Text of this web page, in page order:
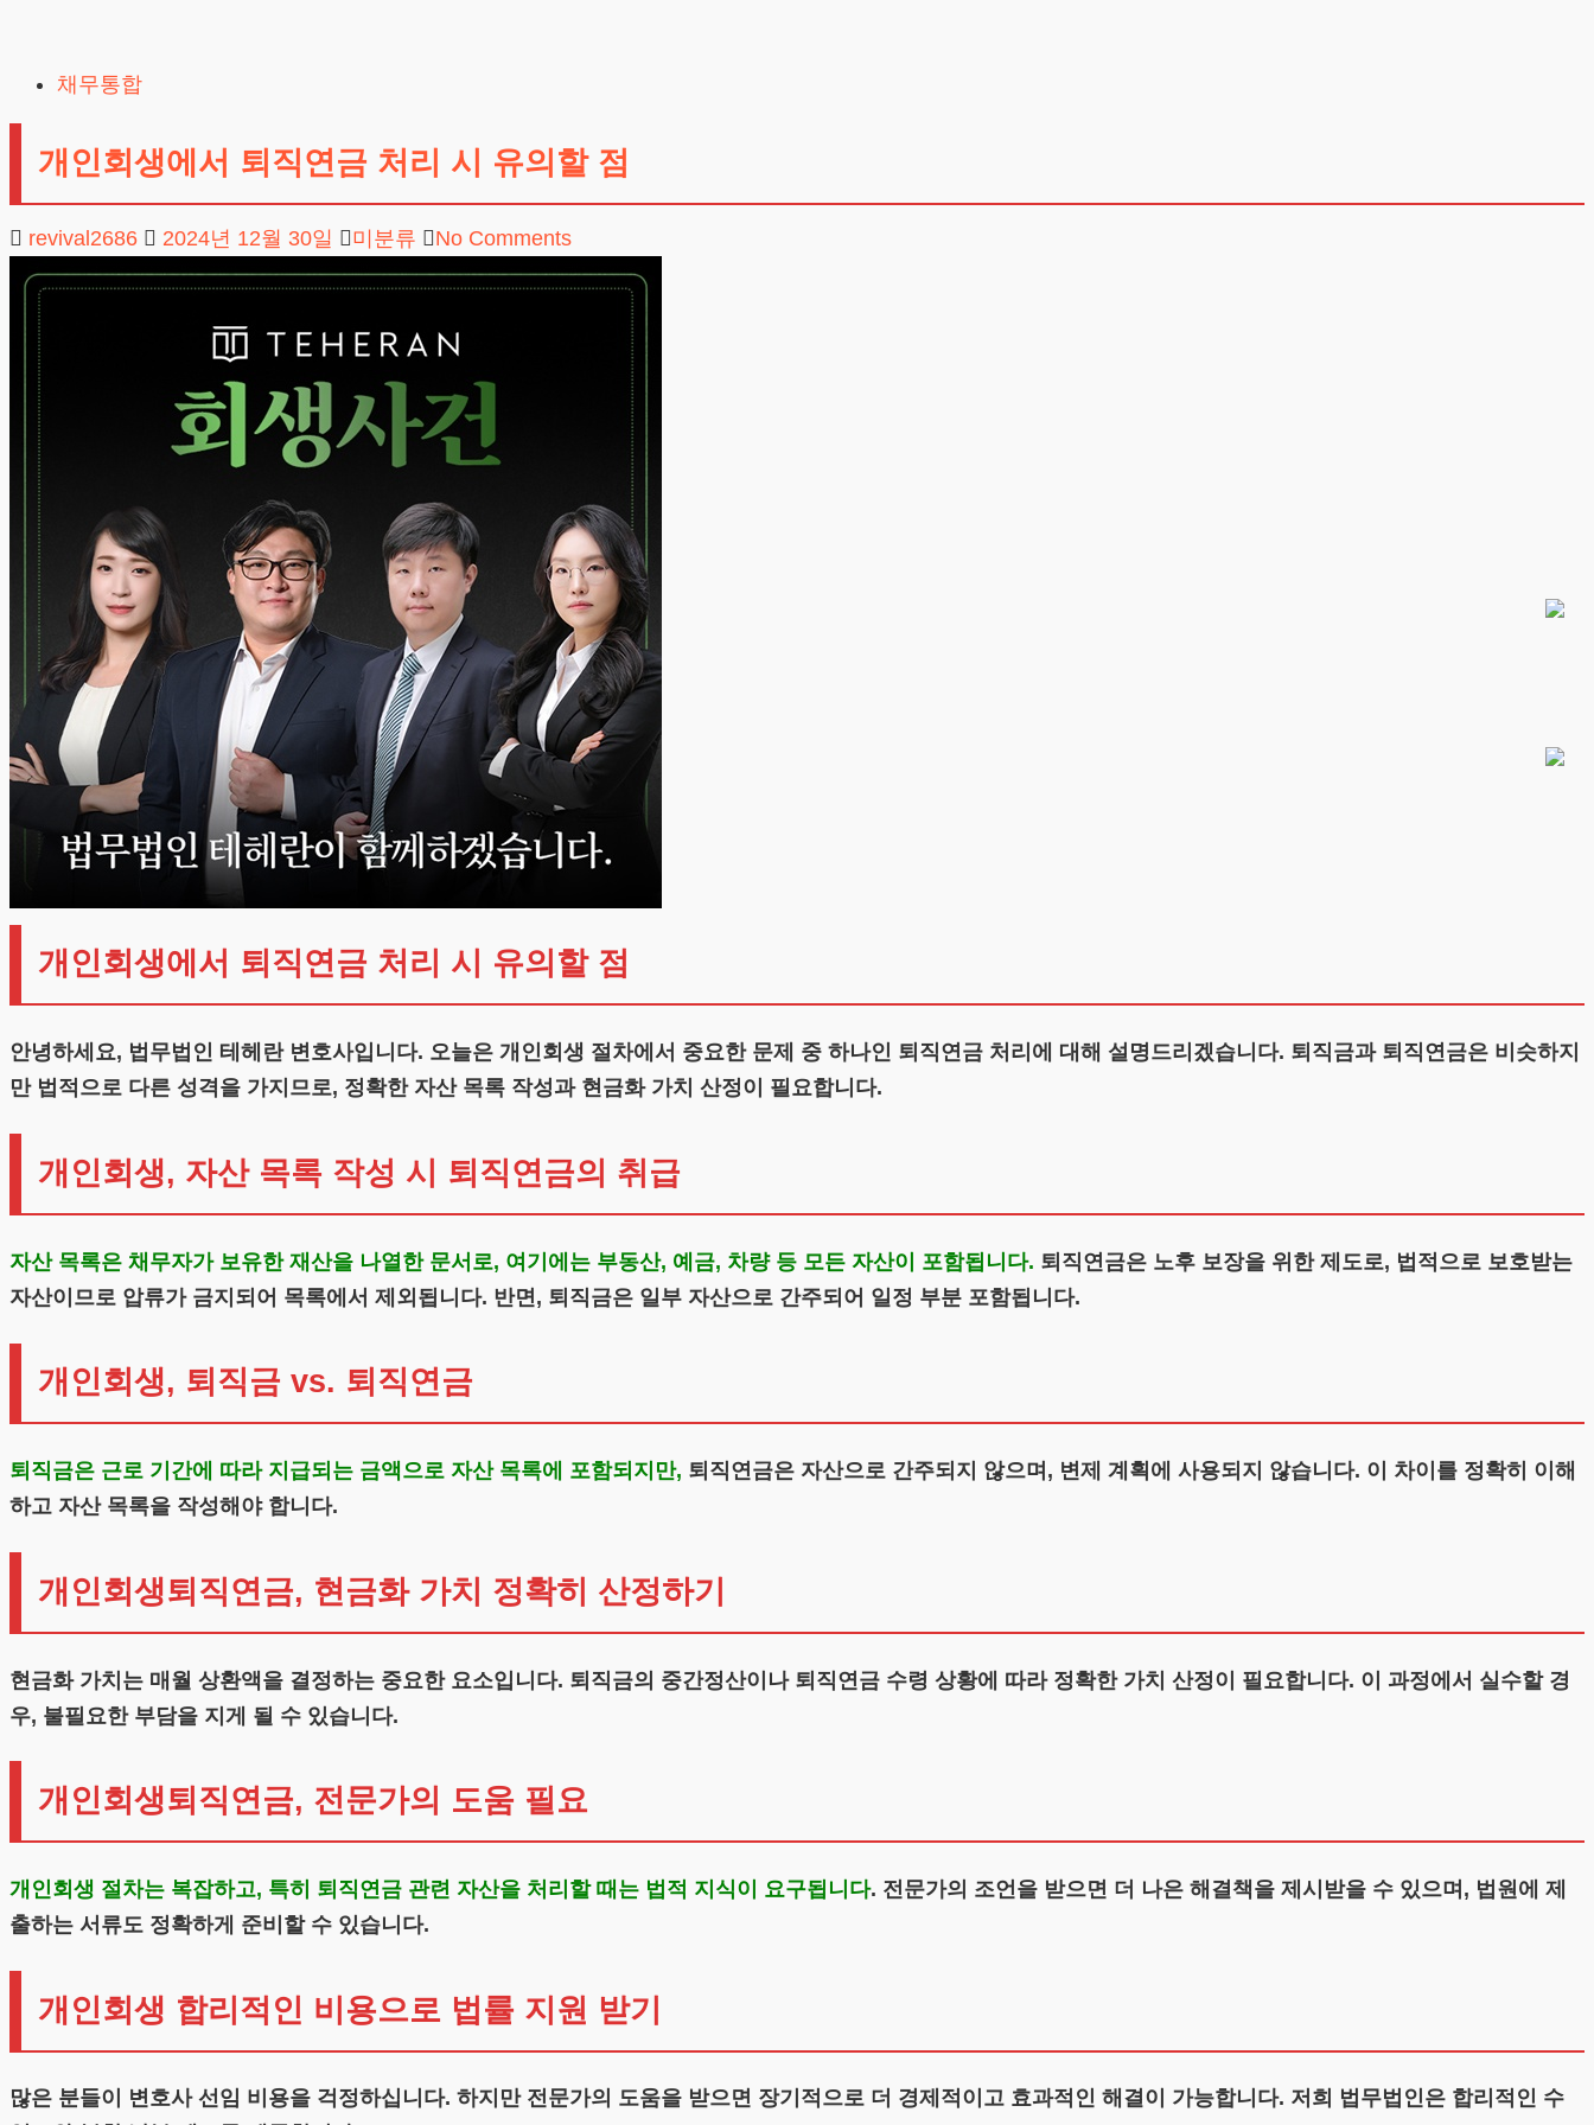
content
채무통합
개인회생에서 퇴직연금 처리 시 유의할 점
revival2686 2024년 12월 30일 미분류 No Comments
개인회생에서 퇴직연금 처리 시 유의할 점
안녕하세요, 법무법인 테헤란 변호사입니다. 오늘은 개인회생 절차에서 중요한 문제 중 하나인 퇴직연금 처리에 대해 설명드리겠습니다. 퇴직금과 퇴직연금은 비슷하지
만 법적으로 다른 성격을 가지므로, 정확한 자산 목록 작성과 현금화 가치 산정이 필요합니다.
개인회생, 자산 목록 작성 시 퇴직연금의 취급
자산 목록은 채무자가 보유한 재산을 나열한 문서로, 여기에는 부동산, 예금, 차량 등 모든 자산이 포함됩니다. 퇴직연금은 노후 보장을 위한 제도로, 법적으로 보호받는
자산이므로 압류가 금지되어 목록에서 제외됩니다. 반면, 퇴직금은 일부 자산으로 간주되어 일정 부분 포함됩니다.
개인회생, 퇴직금 vs. 퇴직연금
퇴직금은 근로 기간에 따라 지급되는 금액으로 자산 목록에 포함되지만, 퇴직연금은 자산으로 간주되지 않으며, 변제 계획에 사용되지 않습니다. 이 차이를 정확히 이해
하고 자산 목록을 작성해야 합니다.
개인회생퇴직연금, 현금화 가치 정확히 산정하기
현금화 가치는 매월 상환액을 결정하는 중요한 요소입니다. 퇴직금의 중간정산이나 퇴직연금 수령 상황에 따라 정확한 가치 산정이 필요합니다. 이 과정에서 실수할 경
우, 불필요한 부담을 지게 될 수 있습니다.
개인회생퇴직연금, 전문가의 도움 필요
개인회생 절차는 복잡하고, 특히 퇴직연금 관련 자산을 처리할 때는 법적 지식이 요구됩니다. 전문가의 조언을 받으면 더 나은 해결책을 제시받을 수 있으며, 법원에 제
출하는 서류도 정확하게 준비할 수 있습니다.
개인회생 합리적인 비용으로 법률 지원 받기
많은 분들이 변호사 선임 비용을 걱정하십니다. 하지만 전문가의 도움을 받으면 장기적으로 더 경제적이고 효과적인 해결이 가능합니다. 저희 법무법인은 합리적인 수